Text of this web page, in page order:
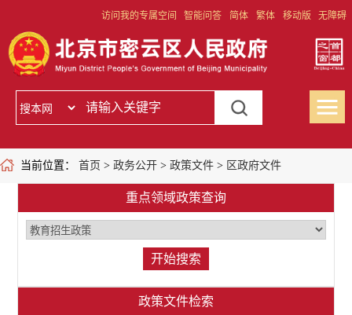
访问我的专属空间 智能问答 简体 繁体 移动版 无障碍
当前位置： 首页 > 政务公开 > 政策文件 > 区政府文件
重点领域政策查询
政策文件检索